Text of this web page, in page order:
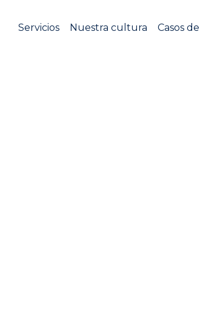
Servicios Nuestra cultura Casos